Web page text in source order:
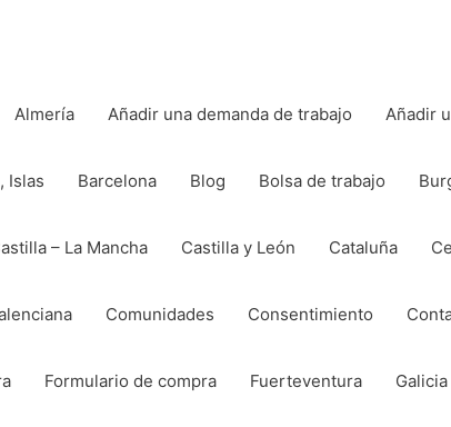
Almería Añadir una demanda de trabajo Añadir
Islas Barcelona Blog Bolsa de trabajo
– La Mancha Castilla y León Cataluña
Comunidades Consentimiento
Formulario de compra Fuerteventura Galicia